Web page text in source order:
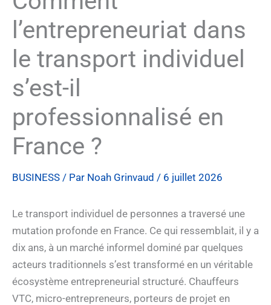
l’entrepreneuriat dans
le transport individuel
s’est-il
professionnalisé en
France ?
BUSINESS / Par Noah Grinvaud / 6 juillet 2026
Le transport individuel de personnes a traversé une
mutation profonde en France. Ce qui ressemblait, il y a
dix ans, à un marché informel dominé par quelques
acteurs traditionnels s’est transformé en un véritable
écosystème entrepreneurial structuré. Chauffeurs
VTC, micro-entrepreneurs, porteurs de projet en